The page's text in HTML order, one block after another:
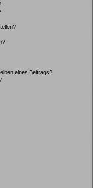
eines Beitrags?